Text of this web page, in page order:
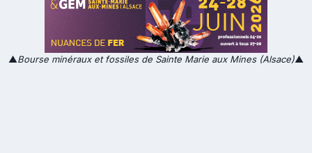
▲Bourse minéraux et fossiles de Sainte Marie aux Mines (Alsace)▲